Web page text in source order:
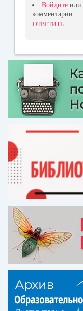
Войдите или
комментарии
ОТВЕТИТЬ